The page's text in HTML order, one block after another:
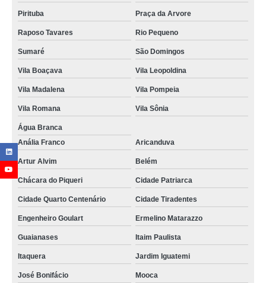
Pirituba Praça da Arvore
Raposo Tavares Rio Pequeno
Sumaré São Domingos
Vila Boaçava Vila Leopoldina
Vila Madalena Vila Pompeia
Vila Romana Vila Sônia
Água Branca
Anália Franco
Aricanduva
Artur Alvim Belém
Chácara do Piqueri Cidade Patriarca
Cidade Quarto Centenário Cidade Tiradentes
Engenheiro Goulart Ermelino Matarazzo
Guaianases Itaim Paulista
Itaquera Jardim Iguatemi
José Bonifácio Mooca